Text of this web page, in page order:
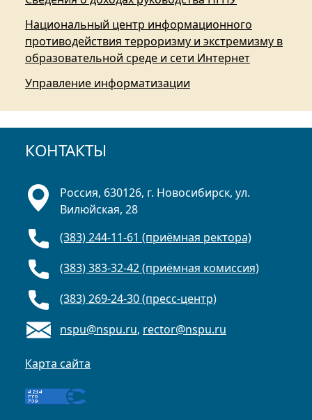
Национальный центр информационного
противодействия терроризму и экстремизму в
образовательной среде и сети Интернет
Управление информатизации
КОНТАКТЫ
Россия, 630126, г. Новосибирск, ул.
Вилюйская, 28
(383) 244-11-61 (приёмная ректора)
(383) 383-32-42 (приёмная комиссия)
(383) 269-24-30 (пресс-центр)
nspu@nspu.ru, rector@nspu.ru
Карта сайта